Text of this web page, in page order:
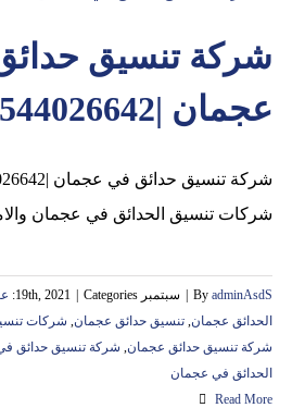
شركة تنسيق
عجمان |0544026642| صيانة
شركات تنسيق الحدائق في عجمان
By adminAsdS سبتمبر 19th, 2021 Categories:
الحدائق عجمان, تنسيق حدائق عجمان, شركات
شركة تنسيق حدائق عجمان, شركة تنسيق حدائق
الحدائق في عجمان
Read More